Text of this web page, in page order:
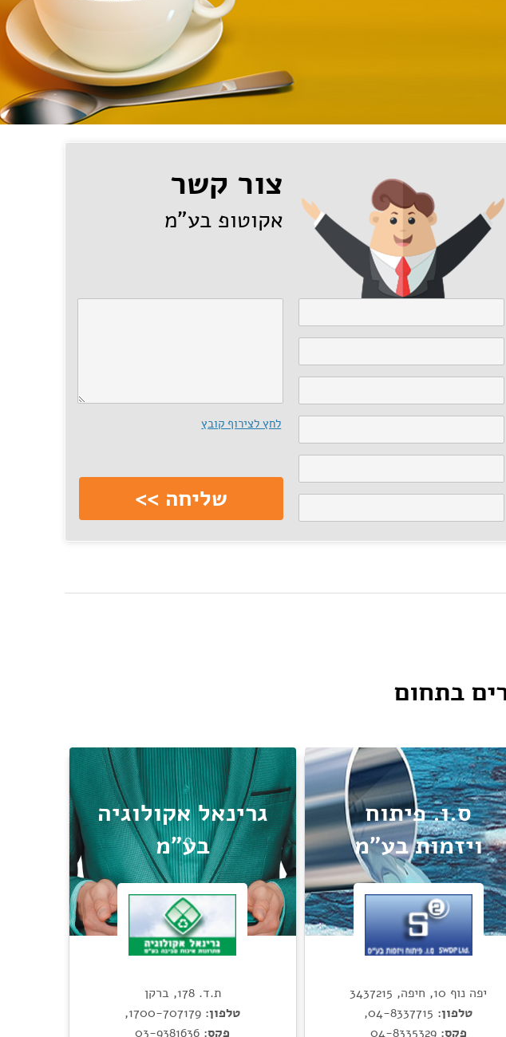
צור קשר
אקוטופ בע"מ
לחץ לצירוף קובץ
בתחום
ס.ו. פיתוח
ויזמות בע"מ
יפה נוף 10, חיפה, 3437215
טלפון: 04-8337715
,
פקס: 04-8335329
גרינאל אקולוגיה
בע"מ
ת.ד. 178, ברקן
טלפון: 1700-707179
,
פקס: 03-9381636